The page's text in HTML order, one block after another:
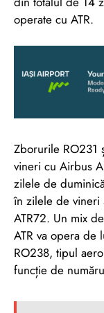
operate cu ATR.
Zborurile RO231
vineri cu Airbus
zilele de
în zilele de vineri
ATR72. Un mix
ATR va opera de
RO238, tipul
funcție de